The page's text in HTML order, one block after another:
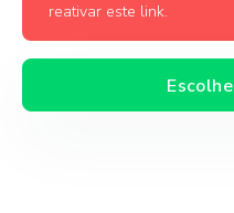
reativar este link.